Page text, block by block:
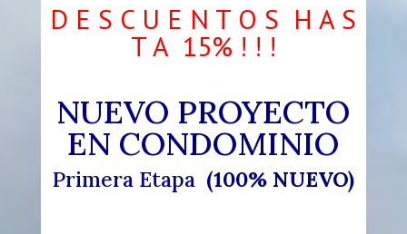
D E S C U E N T O S H A S
T A 15% ! ! !
NUEVO PROYECTO
EN CONDOMINIO
Primera Etapa (100% NUEVO)